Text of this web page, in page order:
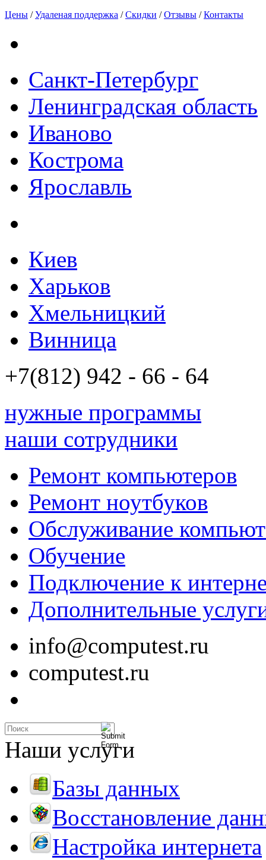
Цены /Удаленая поддержка /Скидки /Отзывы /Контакты
Санкт-Петербург
Ленинградская область
Иваново
Кострома
Ярославль
Киев
Харьков
Хмельницкий
Винница
+7(812) 942 - 66 - 64
нужные программы
наши сотрудники
Ремонт компьютеров
Ремонт ноутбуков
Обслуживание
Обучение
Подключение к
Дополнительные
info@computest.ru
computest.ru
Наши услуги
Базы данных
Восстановление
Настройка интернета